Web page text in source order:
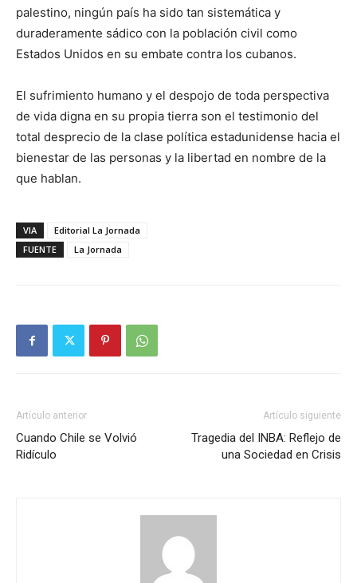
palestino, ningún país ha sido tan sistemática y
duraderamente sádico con la población civil como
Estados Unidos en su embate contra los cubanos.
El sufrimiento humano y el despojo de toda perspectiva
de vida digna en su propia tierra son el testimonio del
total desprecio de la clase política estadunidense hacia el
bienestar de las personas y la libertad en nombre de la
que hablan.
VIA
Editorial La Jornada
FUENTE
La Jornada
Artículo anterior
Cuando Chile se Volvió
Ridículo
Artículo siguiente
Tragedia del INBA: Reflejo de
una Sociedad en Crisis